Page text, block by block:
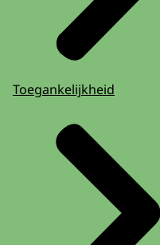
Toegankelijkheid